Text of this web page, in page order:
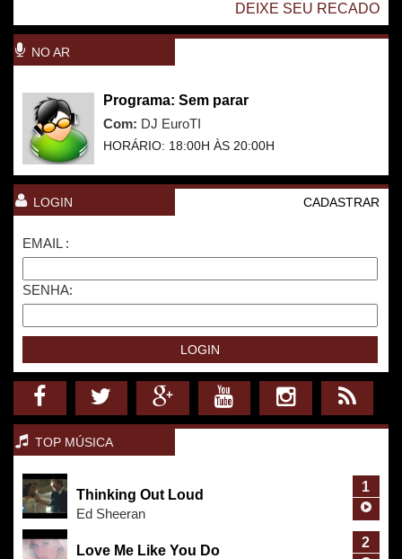
DEIXE SEU RECADO
NO AR
Programa: Sem parar
Com: DJ EuroTI
HORÁRIO: 18:00H ÀS 20:00H
LOGIN CADASTRAR
EMAIL :
SENHA:
TOP MÚSICA
Thinking Out Loud
Ed Sheeran
1
Love Me Like You Do
2